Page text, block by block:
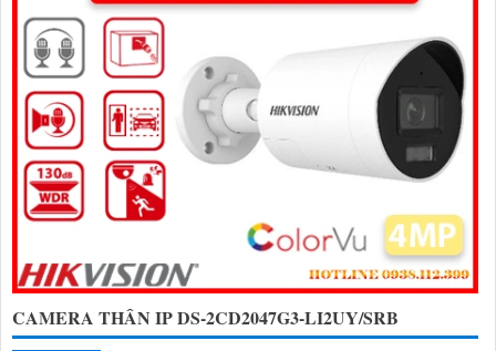
CAMERA THÂN IP DS-2CD2047G3-LI2UY/SRB